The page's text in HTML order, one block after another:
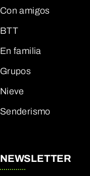
Con amigos
BTT
En familia
Grupos
Nieve
Senderismo
NEWSLETTER